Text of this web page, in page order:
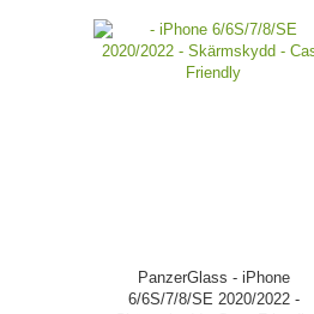
PanzerGlass - iPhone
6/6S/7/8/SE 2020/2022 -